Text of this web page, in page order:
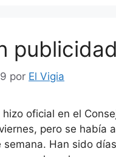
publicidad
por El Vigia
oficial en el
pero se había
semana. Han sido